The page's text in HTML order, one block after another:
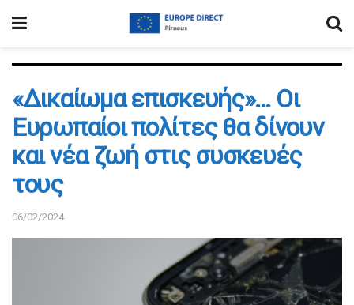
«Δικαίωμα επισκευής»… Οι
Ευρωπαίοι πολίτες θα δίνουν
και νέα ζωή στις συσκευές
τους
06/02/2024